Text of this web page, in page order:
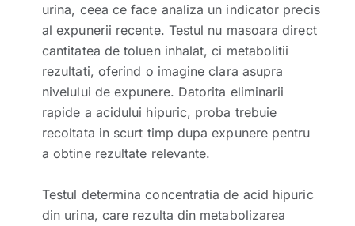
urina, ceea ce face analiza un indicator precis
al expunerii recente. Testul nu masoara direct
cantitatea de toluen inhalat, ci metabolitii
rezultati, oferind o imagine clara asupra
nivelului de expunere. Datorita eliminarii
rapide a acidului hipuric, proba trebuie
recoltata in scurt timp dupa expunere pentru
a obtine rezultate relevante.
Testul determina concentratia de acid hipuric
din urina, care rezulta din metabolizarea